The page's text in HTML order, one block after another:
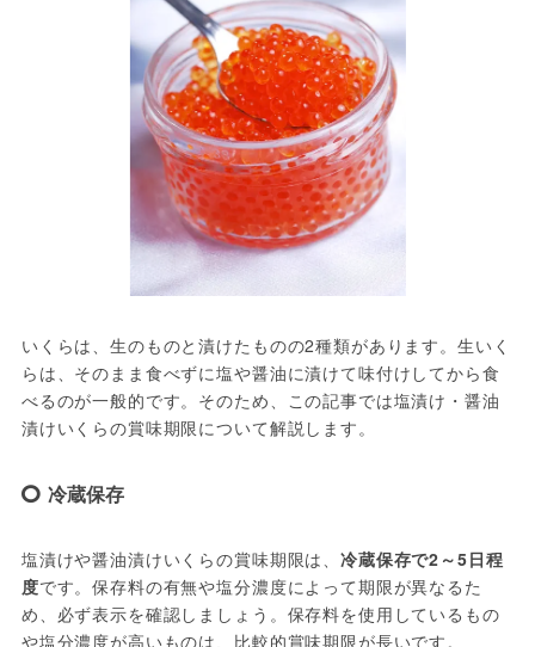
いくらは、生のものと漬けたものの2種類があります。生いく
らは、そのまま食べずに塩や醤油に漬けて味付けしてから食
べるのが一般的です。そのため、この記事では塩漬け・醤油
漬けいくらの賞味期限について解説します。
冷蔵保存
塩漬けや醤油漬けいくらの賞味期限は、冷蔵保存で2～5日程
度です。保存料の有無や塩分濃度によって期限が異なるた
め、必ず表示を確認しましょう。保存料を使用しているもの
や塩分濃度が高いものは、比較的賞味期限が長いです。